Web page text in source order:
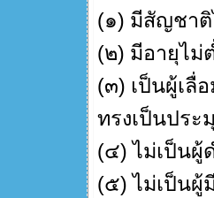
(๑) มีสัญชาติ
(๒) มีอายุไ
(๓) เป็นผู้เลื่
ทรงเป็นปร
(๔) ไม่เป็นผู้
(๕) ไม่เป็นผู้